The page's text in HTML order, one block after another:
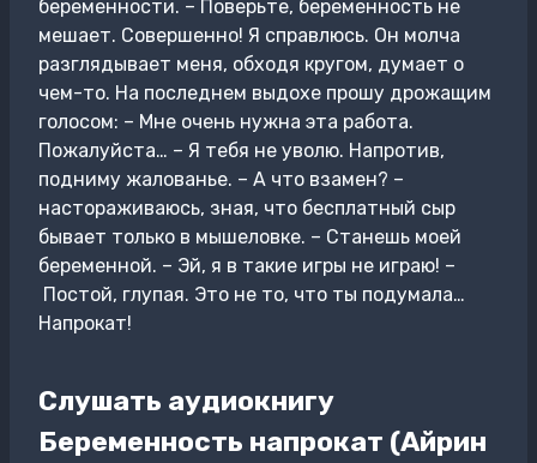
беременности. – Поверьте, беременность не
мешает. Совершенно! Я справлюсь. Он молча
разглядывает меня, обходя кругом, думает о
чем-то. На последнем выдохе прошу дрожащим
голосом: – Мне очень нужна эта работа.
Пожалуйста… – Я тебя не уволю. Напротив,
подниму жалованье. – А что взамен? –
настораживаюсь, зная, что бесплатный сыр
бывает только в мышеловке. – Станешь моей
беременной. – Эй, я в такие игры не играю! –
Постой, глупая. Это не то, что ты подумала…
Напрокат!
Слушать аудиокнигу
Беременность напрокат (Айрин